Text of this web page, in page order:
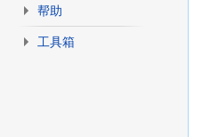
帮助
工具箱